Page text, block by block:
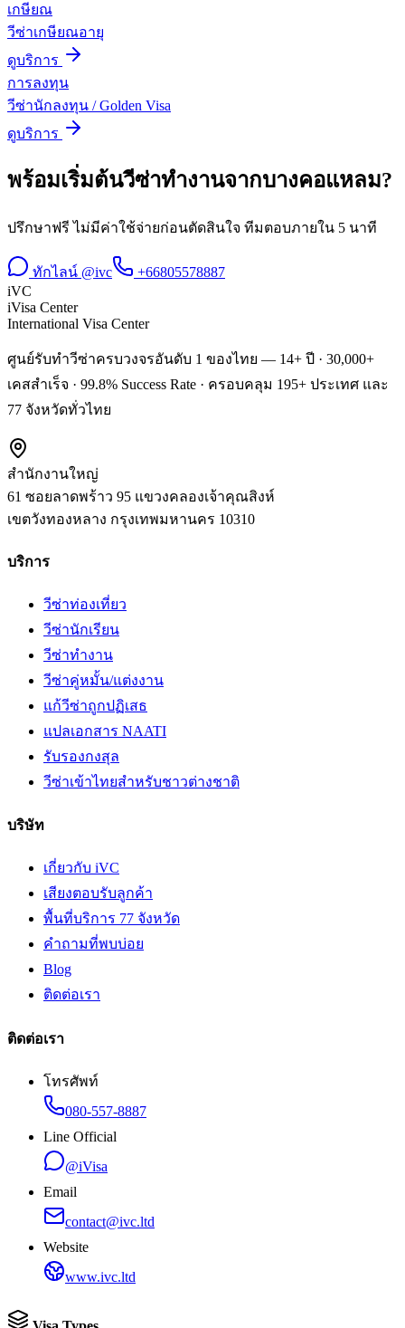
เกษียณ
วีซ่าเกษียณอายุ
ดูบริการ
การลงทุน
วีซ่านักลงทุน / Golden Visa
ดูบริการ
พร้อมเริ่มต้นวีซ่าทำงานจากบางคอแหลม?
ปรึกษาฟรี ไม่มีค่าใช้จ่ายก่อนตัดสินใจ ทีมตอบภายใน 5 นาที
ทักไลน์ @ivc
+66805578887
iVC
iVisa Center
International Visa Center
ศูนย์รับทำวีซ่าครบวงจรอันดับ 1 ของไทย — 14+ ปี · 30,000+
เคสสำเร็จ · 99.8% Success Rate · ครอบคลุม 195+ ประเทศ และ
77 จังหวัดทั่วไทย
สำนักงานใหญ่
61 ซอยลาดพร้าว 95 แขวงคลองเจ้าคุณสิงห์
เขตวังทองหลาง กรุงเทพมหานคร 10310
บริการ
วีซ่าท่องเที่ยว
วีซ่านักเรียน
วีซ่าทำงาน
วีซ่าคู่หมั้น/แต่งงาน
แก้วีซ่าถูกปฏิเสธ
แปลเอกสาร NAATI
รับรองกงสุล
วีซ่าเข้าไทยสำหรับชาวต่างชาติ
บริษัท
เกี่ยวกับ iVC
เสียงตอบรับลูกค้า
พื้นที่บริการ 77 จังหวัด
คำถามที่พบบ่อย
Blog
ติดต่อเรา
ติดต่อเรา
โทรศัพท์
080-557-8887
Line Official
@iVisa
Email
contact@ivc.ltd
Website
www.ivc.ltd